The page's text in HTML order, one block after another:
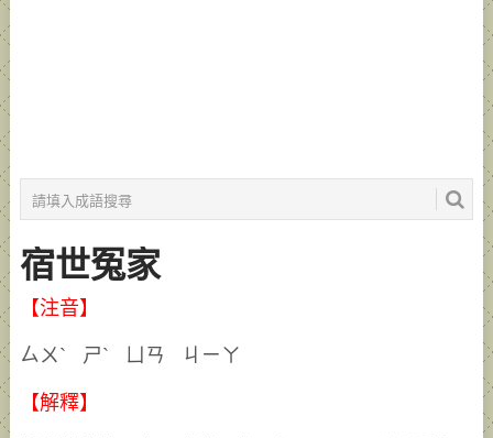
宿世冤家
【注音】
ㄙㄨˋ ㄕˋ ㄩㄢ ㄐㄧㄚ
【解釋】